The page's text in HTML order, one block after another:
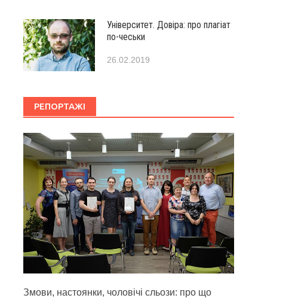
Університет. Довіра: про плагіат
по-чеськи
26.02.2019
РЕПОРТАЖІ
Змови, настоянки, чоловічі сльози: про що